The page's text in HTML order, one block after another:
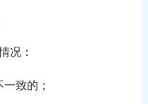
况：
致的；